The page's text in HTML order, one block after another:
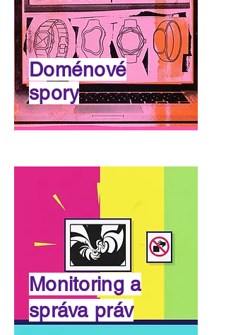
Doménové
spory
Monitoring a
správa práv